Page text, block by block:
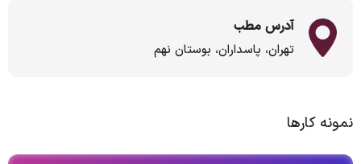
آدرس مطب
تهران، پاسداران، بوستان نهم
نمونه کارها